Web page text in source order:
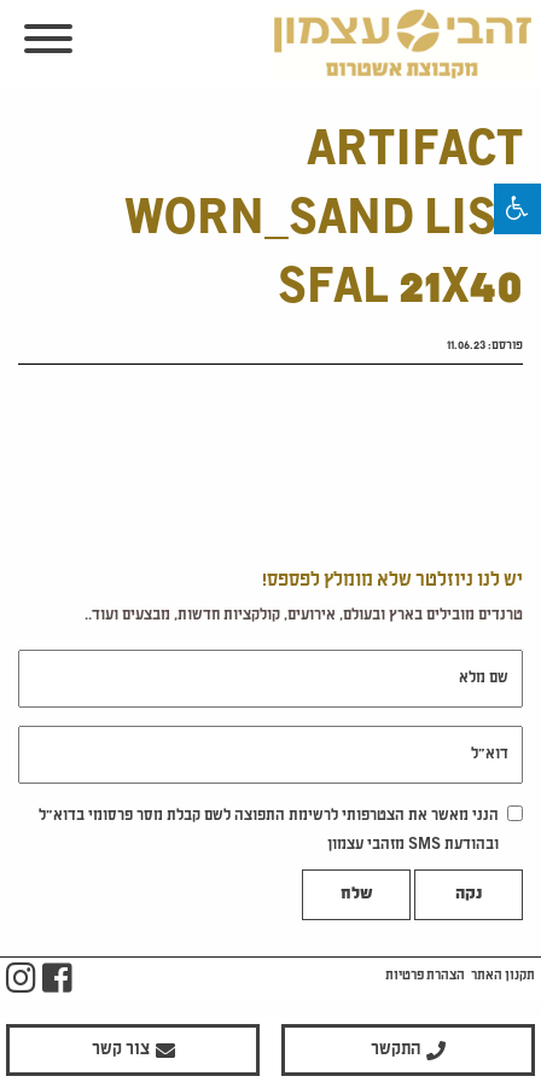
ARTIFACT
WORN_SAND LIST
SFAL 21X40
פורסם:11.06.23
יש לנו ניוזלטר שלא מומלץ לפספס!
טרנדים מובילים בארץ ובעולם, אירועים, קולקציות חדשות, מבצעים ועוד..
הנני מאשר את הצטרפותי לרשימת התפוצה לשם קבלת מסר פרסומי בדוא"ל
ובהודעת SMS מזהבי עצמון
נקה
התקשר צור קשר
תקנון האתר הצהרת פרטיות